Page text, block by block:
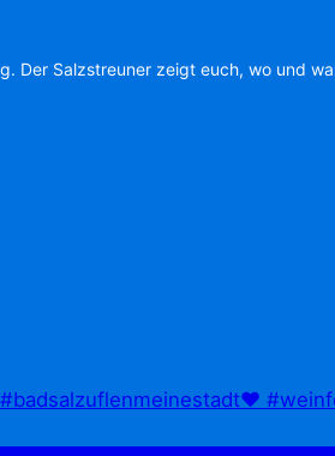
Der Salzstreuner zeigt euch, wo und